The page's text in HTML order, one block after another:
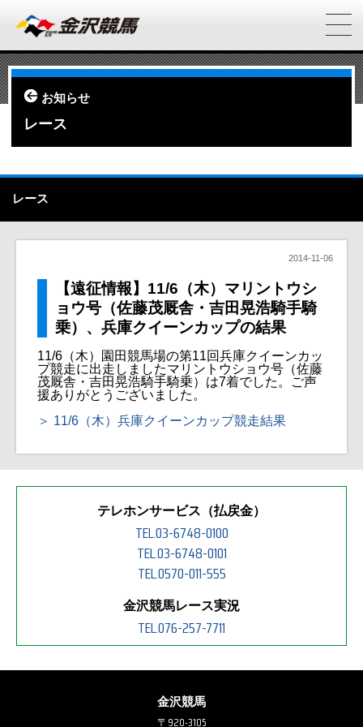
お知らせ
レース
レース
2014-11-06
【遠征情報】11/6（木）マリントウシ
ョウ号（佐藤茂厩舎・吉田晃浩騎手騎
乗）、兵庫クイーンカップの結果
11/6（木）園田競馬場の第11回兵庫クイーンカッ
プ競走に出走しましたマリントウショウ号（佐藤
茂厩舎・吉田晃浩騎手騎乗）は7着でした。ご声
援ありがとうございました。
11/6（木）兵庫クイーンカップ競走結果
テレホンサービス（払戻金）
TEL.03-6748-0100
TEL.03-6748-0101
TEL.0570-011-555
金沢競馬レース実況
TEL.076-257-7711
金沢競馬
〒920-3105